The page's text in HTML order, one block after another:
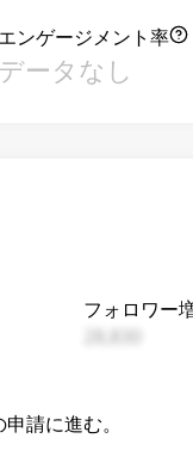
エンゲージメント率
データなし
フォロワー
請に進む。